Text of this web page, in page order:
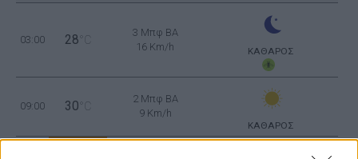
03:00 28 °C
3 Μπφ BA
16 Km/h
ΚΑΘΑΡΟΣ
09:00 30 °C
2 Μπφ BA
9 Km/h
ΚΑΘΑΡΟΣ